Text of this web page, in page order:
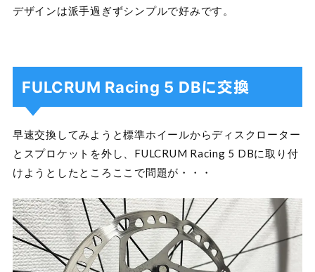
デザインは派手過ぎずシンプルで好みです。
FULCRUM Racing 5 DBに交換
早速交換してみようと標準ホイールからディスクローター
とスプロケットを外し、FULCRUM Racing 5 DBに取り付
けようとしたところここで問題が・・・